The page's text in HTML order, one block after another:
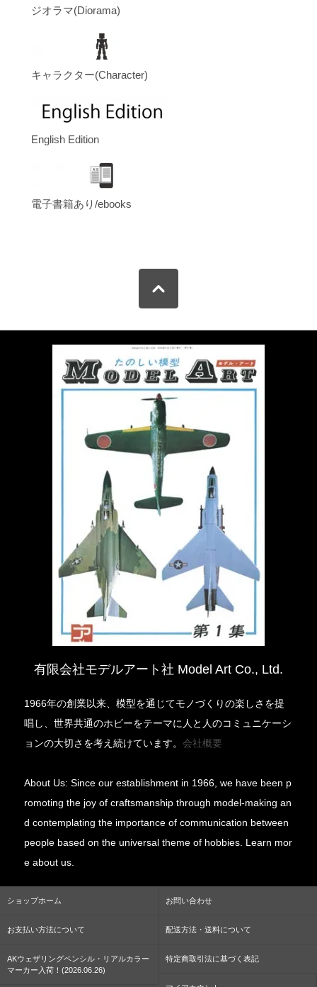
ジオラマ(Diorama)
キャラクター(Character)
English Edition
電子書籍あり/ebooks
有限会社モデルアート社 Model Art Co., Ltd.
1966年の創業以来、模型を通じてモノづくりの楽しさを提
唱し、世界共通のホビーをテーマに人と人のコミュニケーシ
ョンの大切さを考え続けています。会社概要
About Us: Since our establishment in 1966, we have been p
romoting the joy of craftsmanship through model-making an
d contemplating the importance of communication between
people based on the universal theme of hobbies. Learn mor
e about us.
ショップホーム お問い合わせ
お支払い方法について 配送方法・送料について
AKウェザリングペンシル・リアルカラー
マーカー入荷！(2026.06.26)
特定商取引法に基づく表記